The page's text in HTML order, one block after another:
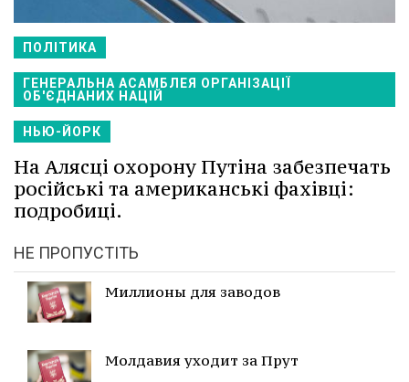
ПОЛІТИКА
ГЕНЕРАЛЬНА АСАМБЛЕЯ ОРГАНІЗАЦІЇ
ОБ'ЄДНАНИХ НАЦІЙ
НЬЮ-ЙОРК
На Алясці охорону Путіна забезпечать
російські та американські фахівці:
подробиці.
НЕ ПРОПУСТІТЬ
Миллионы для заводов
Молдавия уходит за Прут